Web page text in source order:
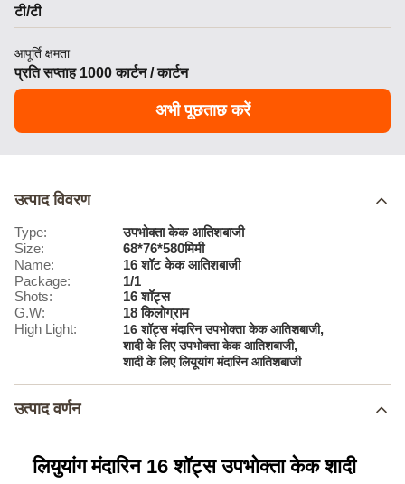
टी/टी
आपूर्ति क्षमता
प्रति सप्ताह 1000 कार्टन / कार्टन
अभी पूछताछ करें
उत्पाद विवरण
Type:
उपभोक्ता केक आतिशबाजी
Size:
68*76*580मिमी
Name:
16 शॉट केक आतिशबाजी
Package:
1/1
Shots:
16 शॉट्स
G.W:
18 किलोग्राम
High Light:
16 शॉट्स मंदारिन उपभोक्ता केक आतिशबाजी,
शादी के लिए उपभोक्ता केक आतिशबाजी,
शादी के लिए लियूयांग मंदारिन आतिशबाजी
उत्पाद वर्णन
लियुयांग मंदारिन 16 शॉट्स उपभोक्ता केक शादी